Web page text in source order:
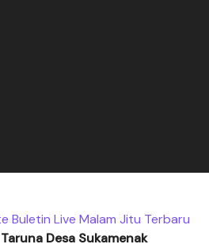
Buletin Live Malam Jitu Terbaru
Desa Sukamenak